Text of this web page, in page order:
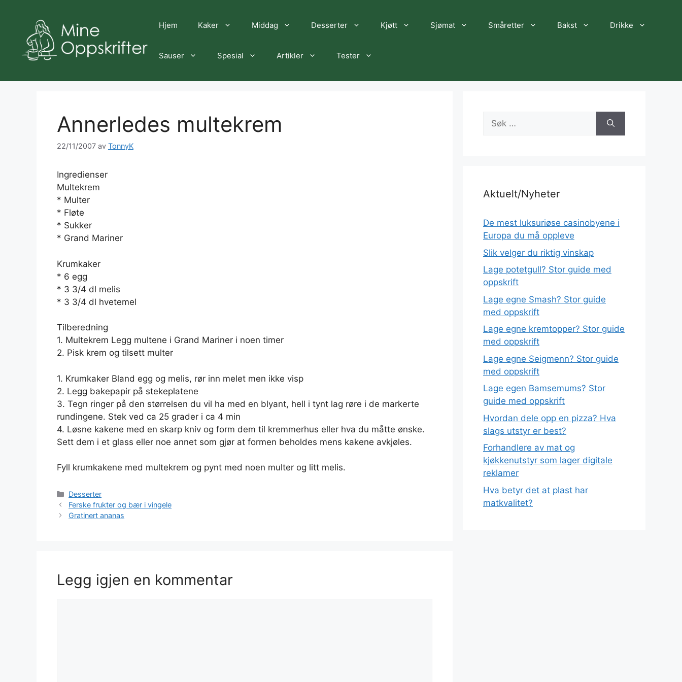
Hjem Kaker Middag Desserter Kjøtt Sjømat Småretter Bakst Drikke
Sauser Spesial Artikler Tester
Annerledes multekrem
22/11/2007 av TonnyK
Ingredienser
Multekrem
* Multer
* Fløte
* Sukker
* Grand Mariner
Krumkaker
* 6 egg
* 3 3/4 dl melis
* 3 3/4 dl hvetemel
Tilberedning
1. Multekrem Legg multene i Grand Mariner i noen timer
2. Pisk krem og tilsett multer
1. Krumkaker Bland egg og melis, rør inn melet men ikke visp
2. Legg bakepapir på stekeplatene
3. Tegn ringer på den størrelsen du vil ha med en blyant, hell i tynt lag røre i de markerte
rundingene. Stek ved ca 25 grader i ca 4 min
4. Løsne kakene med en skarp kniv og form dem til kremmerhus eller hva du måtte ønske.
Sett dem i et glass eller noe annet som gjør at formen beholdes mens kakene avkjøles.
Fyll krumkakene med multekrem og pynt med noen multer og litt melis.
Kategorier
Desserter
Ferske frukter og bær i vingele
Gratinert ananas
Legg igjen en kommentar
Søk
etter:
Aktuelt/Nyheter
De mest luksuriøse casinobyene i
Europa du må oppleve
Slik velger du riktig vinskap
Lage potetgull? Stor guide med
oppskrift
Lage egne Smash? Stor guide
med oppskrift
Lage egne kremtopper? Stor guide
med oppskrift
Lage egne Seigmenn? Stor guide
med oppskrift
Lage egen Bamsemums? Stor
guide med oppskrift
Hvordan dele opp en pizza? Hva
slags utstyr er best?
Forhandlere av mat og
kjøkkenutstyr som lager digitale
reklamer
Hva betyr det at plast har
matkvalitet?